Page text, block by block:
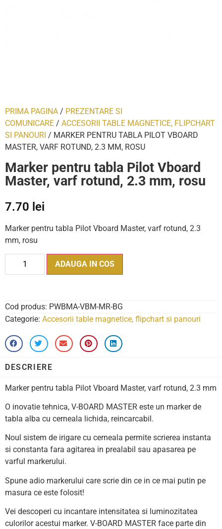
PRIMA PAGINA / PREZENTARE SI
COMUNICARE / ACCESORII TABLE MAGNETICE, FLIPCHART
SI PANOURI / MARKER PENTRU TABLA PILOT VBOARD
MASTER, VARF ROTUND, 2.3 MM, ROSU
Marker pentru tabla Pilot Vboard
Master, varf rotund, 2.3 mm, rosu
7.70 lei
Marker pentru tabla Pilot Vboard Master, varf rotund, 2.3
mm, rosu
ADAUGA IN COS
Cod produs: PWBMA-VBM-MR-BG
Categorie: Accesorii table magnetice, flipchart si panouri
DESCRIERE
Marker pentru tabla Pilot Vboard Master, varf rotund, 2.3 mm
O inovatie tehnica, V-BOARD MASTER este un marker de
tabla alba cu cerneala lichida, reincarcabil.
Noul sistem de irigare cu cerneala permite scrierea instanta
si constanta fara agitarea in prealabil sau apasarea pe
varful markerului.
Spune adio markerului care scrie din ce in ce mai putin pe
masura ce este folosit!
Vei descoperi cu incantare intensitatea si luminozitatea
culorilor acestui marker. V-BOARD MASTER face parte din